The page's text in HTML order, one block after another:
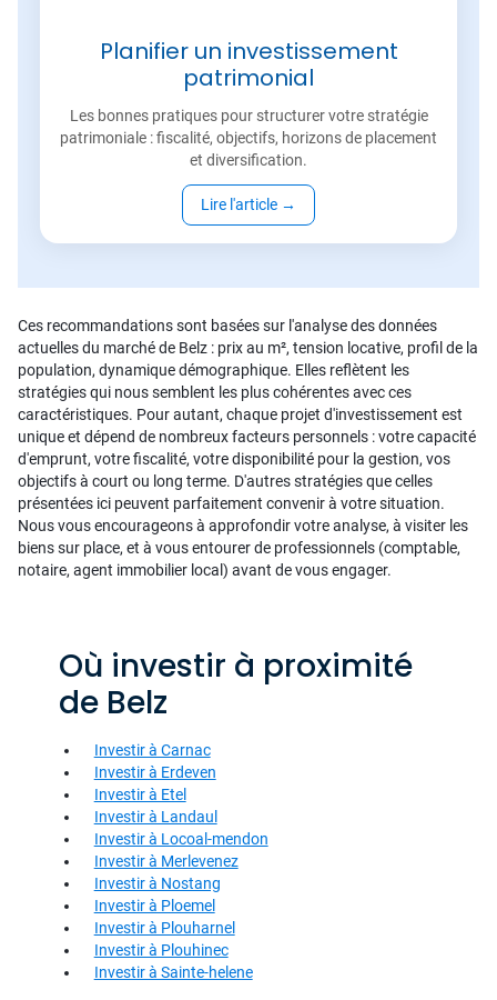
Planifier un investissement
patrimonial
Les bonnes pratiques pour structurer votre stratégie
patrimoniale : fiscalité, objectifs, horizons de placement
et diversification.
Lire l'article →
Ces recommandations sont basées sur l'analyse des données
actuelles du marché de Belz : prix au m², tension locative, profil de la
population, dynamique démographique. Elles reflètent les
stratégies qui nous semblent les plus cohérentes avec ces
caractéristiques. Pour autant, chaque projet d'investissement est
unique et dépend de nombreux facteurs personnels : votre capacité
d'emprunt, votre fiscalité, votre disponibilité pour la gestion, vos
objectifs à court ou long terme. D'autres stratégies que celles
présentées ici peuvent parfaitement convenir à votre situation.
Nous vous encourageons à approfondir votre analyse, à visiter les
biens sur place, et à vous entourer de professionnels (comptable,
notaire, agent immobilier local) avant de vous engager.
Où investir à proximité
de Belz
Investir à Carnac
Investir à Erdeven
Investir à Etel
Investir à Landaul
Investir à Locoal-mendon
Investir à Merlevenez
Investir à Nostang
Investir à Ploemel
Investir à Plouharnel
Investir à Plouhinec
Investir à Sainte-helene